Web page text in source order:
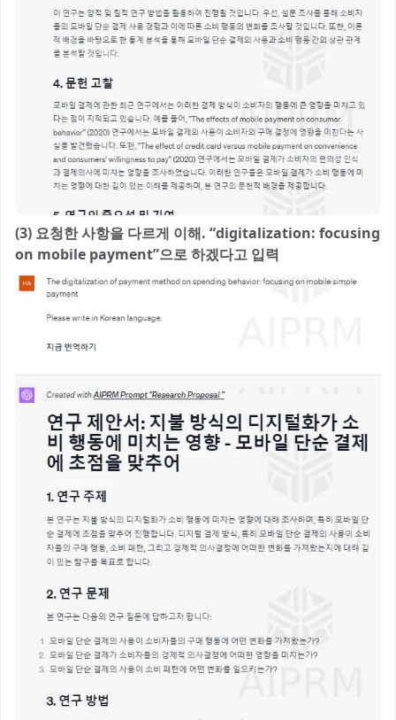
(3) 요청한 사항을 다르게 이해. “digitalization: focusing
on mobile payment”으로 하겠다고 입력